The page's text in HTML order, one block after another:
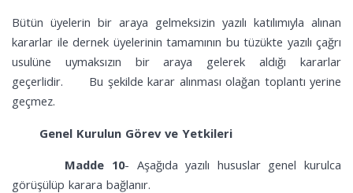
Bütün üyelerin bir araya gelmeksizin yazılı katılımıyla alınan
kararlar ile dernek üyelerinin tamamının bu tüzükte yazılı çağrı
usulüne uymaksızın bir araya gelerek aldığı kararlar
geçerlidir. Bu şekilde karar alınması olağan toplantı yerine
geçmez.
Genel Kurulun Görev ve Yetkileri
Madde 10- Aşağıda yazılı hususlar genel kurulca
görüşülüp karara bağlanır.